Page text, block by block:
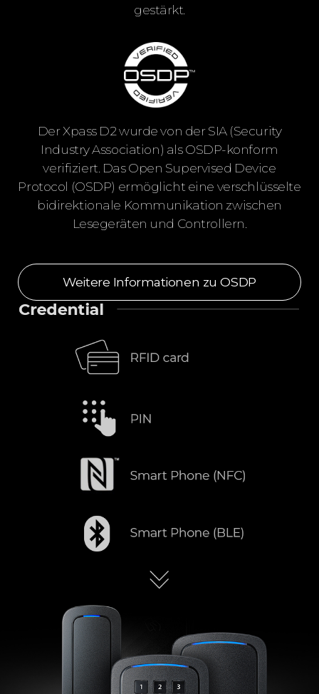
gestärkt.
Der Xpass D2 wurde von der SIA (Security
Industry Association) als OSDP-konform
verifiziert. Das Open Supervised Device
Protocol (OSDP) ermöglicht eine verschlüsselte
bidirektionale Kommunikation zwischen
Lesegeräten und Controllern.
Weitere Informationen zu OSDP